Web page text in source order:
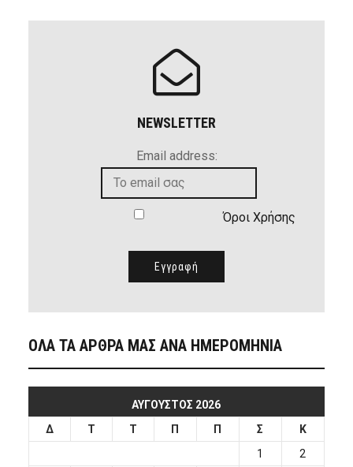
NEWSLETTER
Email address:
Όροι Χρήσης
ΟΛΑ ΤΑ ΑΡΘΡΑ ΜΑΣ ΑΝΑ ΗΜΕΡΟΜΗΝΙΑ
ΑΎΓΟΥΣΤΟΣ 2026
Δ
Τ Τ Π Π Σ
Κ
1
2